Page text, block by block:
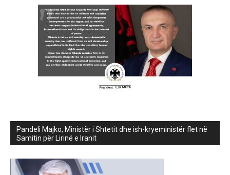
Pandeli Majko, Ministër i Shtetit dhe ish-kryeministër flet në
Samitin për Lirinë e Iranit